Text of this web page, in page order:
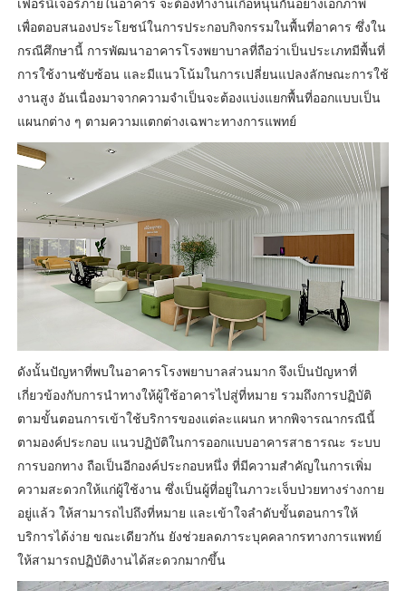
เพื่อตอบสนองประโยชน์ในการประกอบกิจกรรมในพื้นที่อาคาร ซึ่งใน
กรณีศึกษานี้ การพัฒนาอาคารโรงพยาบาลที่ถือว่าเป็นประเภทมีพื้นที่
การใช้งานซับซ้อน และมีแนวโน้มในการเปลี่ยนแปลงลักษณะการใช้
งานสูง อันเนื่องมาจากความจำเป็นจะต้องแบ่งแยกพื้นที่ออกแบบเป็น
แผนกต่าง ๆ ตามความแตกต่างเฉพาะทางการแพทย์
ดังนั้นปัญหาที่พบในอาคารโรงพยาบาลส่วนมาก จึงเป็นปัญหาที่
เกี่ยวข้องกับการนำทางให้ผู้ใช้อาคารไปสู่ที่หมาย รวมถึงการปฏิบัติ
ตามขั้นตอนการเข้าใช้บริการของแต่ละแผนก หากพิจารณากรณีนี้
ตามองค์ประกอบ แนวปฏิบัติในการออกแบบอาคารสาธารณะ ระบบ
การบอกทาง ถือเป็นอีกองค์ประกอบหนึ่ง ที่มีความสำคัญในการเพิ่ม
ความสะดวกให้แก่ผู้ใช้งาน ซึ่งเป็นผู้ที่อยู่ในภาวะเจ็บป่วยทางร่างกาย
อยู่แล้ว ให้สามารถไปถึงที่หมาย และเข้าใจลำดับขั้นตอนการให้
บริการได้ง่าย ขณะเดียวกัน ยังช่วยลดภาระบุคคลากรทางการแพทย์
ให้สามารถปฏิบัติงานได้สะดวกมากขึ้น